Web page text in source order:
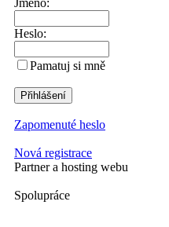
Jméno:
Heslo:
Pamatuj si mně
Zapomenuté heslo
Nová registrace
Partner a hosting webu
Spolupráce